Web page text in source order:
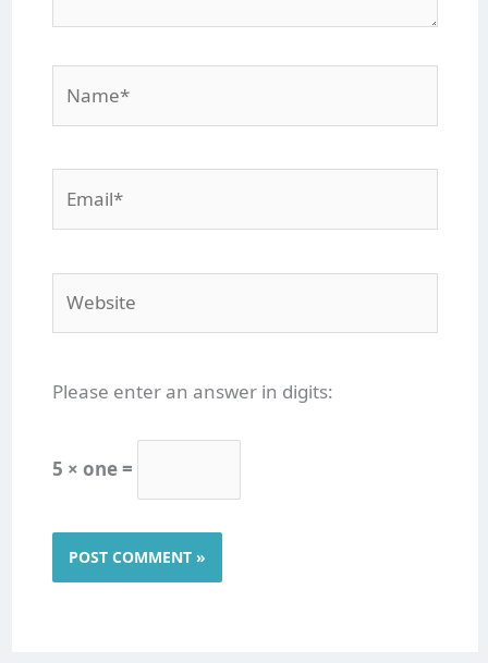
Please enter an answer in digits:
5 × one =